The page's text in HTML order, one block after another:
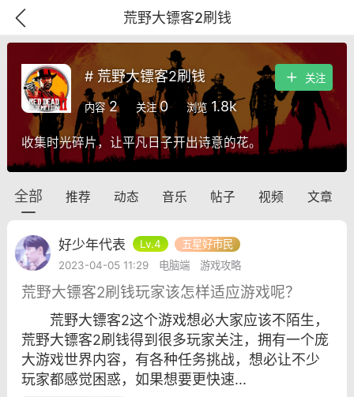
荒野大镖客2刷钱
GTA6 RDR2 逃离塔科夫
彩虹六号 绝地求生 战地5
# 荒野大镖客2刷钱
内容 2 关注 0 浏览 1.8k
关注
收集时光碎片，让平凡日子开出诗意的花。
全部 推荐 动态 音乐 帖子 视频 文章
好少年代表 Lv.4 五星好市民
2023-04-05 11:29 电脑端 游戏攻略
荒野大镖客2刷钱玩家该怎样适应游戏呢？
荒野大镖客2这个游戏想必大家应该不陌生，
荒野大镖客2刷钱得到很多玩家关注，拥有一个庞
大游戏世界内容，有各种任务挑战，想必让不少
玩家都感觉困惑，如果想要更快速...